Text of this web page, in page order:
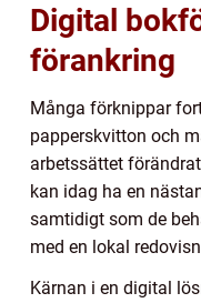
Digital
förankring
Många förknippar
papperskvitton och
arbetssättet
kan idag ha en
samtidigt som de
med en lokal
Kärnan i en digital